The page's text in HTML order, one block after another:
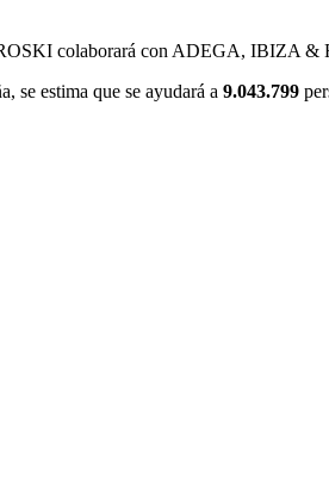
colaborará con ADEGA,
se estima que se ayudará a 9.043.799